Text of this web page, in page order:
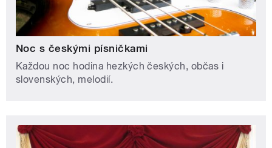
Noc s českými písničkami
Každou noc hodina hezkých českých, občas i
slovenských, melodií.